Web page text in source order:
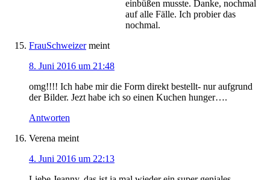
einbüßen musste. Danke, nochmal
auf alle Fälle. Ich probier das
nochmal.
FrauSchweizer meint
8. Juni 2016 um 21:48
omg!!!! Ich habe mir die Form direkt bestellt- nur aufgrund
der Bilder. Jezt habe ich so einen Kuchen hunger….
Antworten
Verena meint
4. Juni 2016 um 22:13